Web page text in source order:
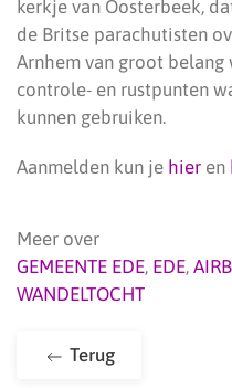
kerkje van Oosterbeek,
de Britse parachutisten
Arnhem van groot belang
controle- en rustpunten
kunnen gebruiken.
Aanmelden kun je hier en
Meer over
GEMEENTE EDE, EDE,
WANDELTOCHT
Terug